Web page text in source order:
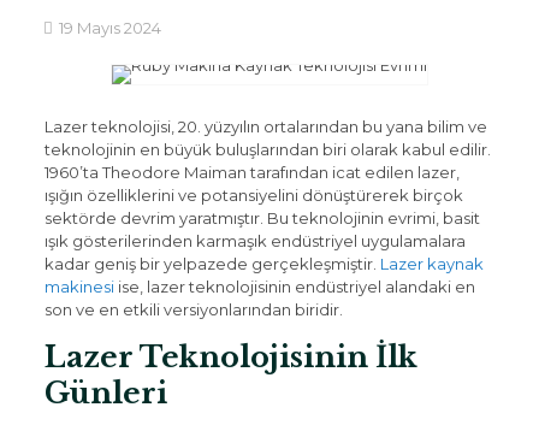
19 Mayıs 2024
Lazer teknolojisi, 20. yüzyılın ortalarından bu yana bilim ve
teknolojinin en büyük buluşlarından biri olarak kabul edilir.
1960’ta Theodore Maiman tarafından icat edilen lazer,
ışığın özelliklerini ve potansiyelini dönüştürerek birçok
sektörde devrim yaratmıştır. Bu teknolojinin evrimi, basit
ışık gösterilerinden karmaşık endüstriyel uygulamalara
kadar geniş bir yelpazede gerçekleşmiştir. Lazer kaynak
makinesiise, lazer teknolojisinin endüstriyel alandaki en
son ve en etkili versiyonlarından biridir.
Lazer Teknolojisinin İlk
Günleri